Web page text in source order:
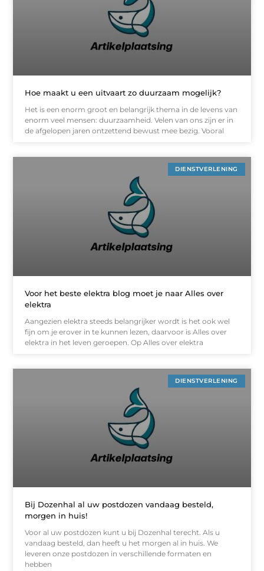
Hoe maakt u een uitvaart zo duurzaam mogelijk?
Het is een enorm groot en belangrijk thema in de levens van
enorm veel mensen: duurzaamheid. Velen van ons zijn er in
de afgelopen jaren ontzettend bewust mee bezig. Vooral
DIENSTVERLENING
Voor het beste elektra blog moet je naar Alles over
elektra
Aangezien elektra steeds belangrijker wordt is het ook wel
fijn om je erover in te kunnen lezen, daarvoor is Alles over
elektra in het leven geroepen. Op Alles over elektra
DIENSTVERLENING
Bij Dozenhal al uw postdozen vandaag besteld,
morgen in huis!
Voor al uw postdozen kunt u bij Dozenhal terecht. Als u
vandaag besteld, dan heeft u het morgen al in huis. We
leveren onze postdozen in verschillende formaten en
hebben